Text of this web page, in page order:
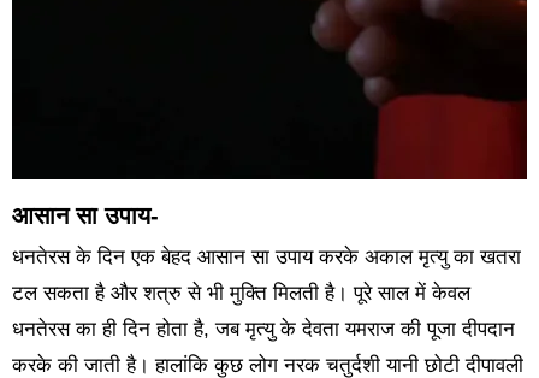
आसान सा उपाय-
धनतेरस के दिन एक बेहद आसान सा उपाय करके अकाल मृत्यु का खतरा
टल सकता है और शत्रु से भी मुक्ति मिलती है। पूरे साल में केवल
धनतेरस का ही दिन होता है, जब मृत्यु के देवता यमराज की पूजा दीपदान
करके की जाती है। हालांकि कुछ लोग नरक चतुर्दशी यानी छोटी दीपावली